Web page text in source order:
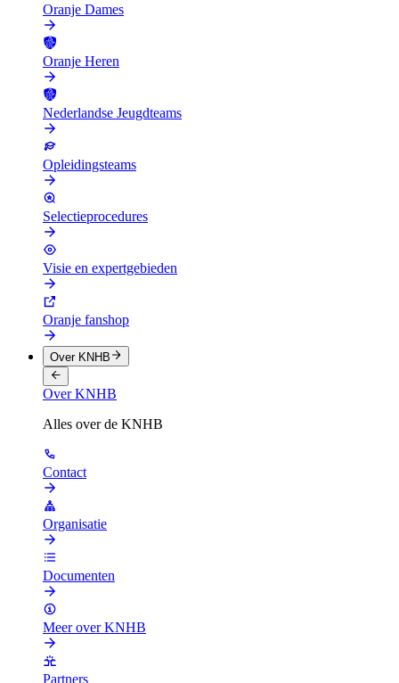
Oranje Dames
Oranje Heren
Nederlandse Jeugdteams
Opleidingsteams
Selectieprocedures
Visie en expertgebieden
Oranje fanshop
Over KNHB
Over KNHB
Alles over de KNHB
Contact
Organisatie
Documenten
Meer over KNHB
Partners